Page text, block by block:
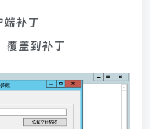
端补丁
覆盖到补丁